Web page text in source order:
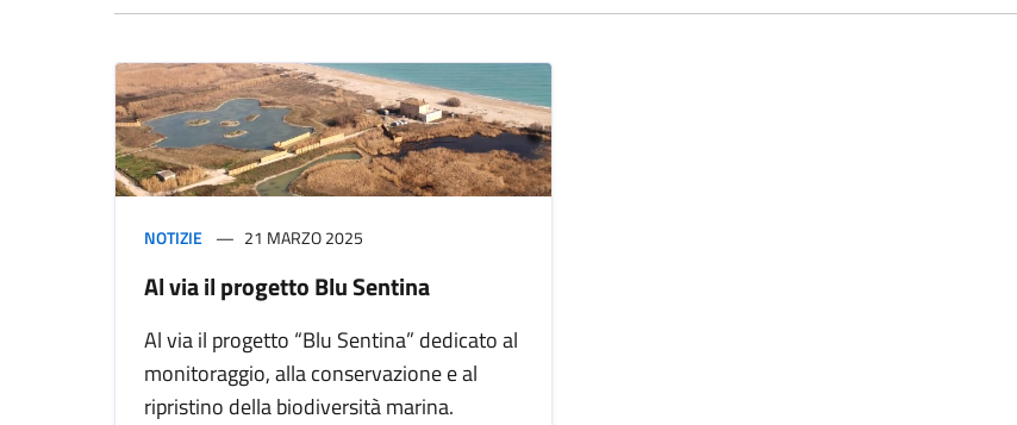
NOTIZIE 21 MARZO 2025
Al via il progetto Blu Sentina
Al via il progetto “Blu Sentina” dedicato al
monitoraggio, alla conservazione e al
ripristino della biodiversità marina.